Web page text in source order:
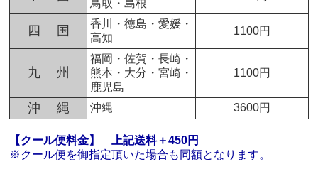
鳥取・島根
四 国
香川・徳島・愛媛・
高知
1100円
九 州
福岡・佐賀・長崎・
熊本・大分・宮崎・
鹿児島
1100円
沖 縄 沖縄 3600円
【クール便料金】
上記送料＋450円
※クール便を御指定頂いた場合も同額となります。